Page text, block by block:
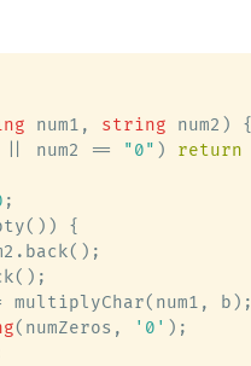
num1, string num2)
{
|| num2 == "0" ) return
;
{
multiplyChar(num1, b);
(numZeros, '0' );